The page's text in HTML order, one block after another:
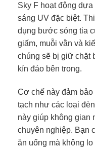
Sky F hoạt động
sáng UV đặc biệt.
dụng bước sóng tia
giấm, muỗi vằn và
chúng sẽ bị giữ chặt
kín đáo bên trong.
Cơ chế này đảm
tạch như các loại
này giúp không gian
chuyên nghiệp. Bạn
ăn uống mà không